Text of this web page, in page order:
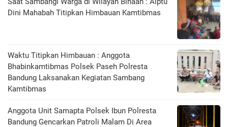
Dini Mahabah Titipkan Himbauan Kamtibmas
Waktu Titipkan Himbauan : Anggota
Bhabinkamtibmas Polsek Paseh Polresta
Bandung Laksanakan Kegiatan Sambang
Kamtibmas
Anggota Unit Samapta Polsek Ibun Polresta
Bandung Gencarkan Patroli Malam Di Area